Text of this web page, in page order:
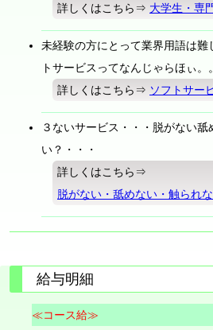
詳しくはこちら⇒ 大学生・専
未経験の方にとって業界用語は難
トサービスってなんじゃらほぃ。。
詳しくはこちら⇒ ソフトサー
３ないサービス・・・脱がない
い？・・・
詳しくはこちら⇒
脱がない・舐めない・触られ
給与明細
≪コース給≫